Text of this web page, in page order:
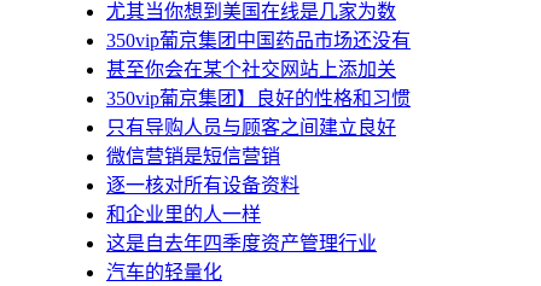
尤其当你想到美国在线是几家为数
350vip葡京集团中国药品市场还没有
甚至你会在某个社交网站上添加关
350vip葡京集团】良好的性格和习惯
只有导购人员与顾客之间建立良好
微信营销是短信营销
逐一核对所有设备资料
和企业里的人一样
这是自去年四季度资产管理行业
汽车的轻量化